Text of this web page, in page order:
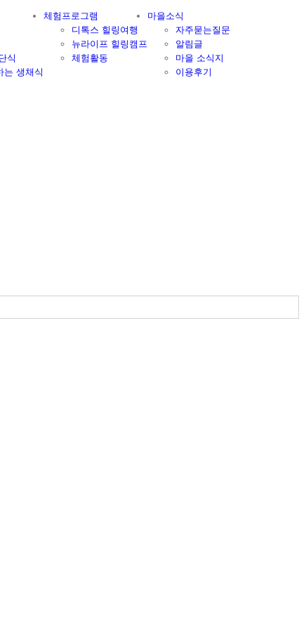
식
는 생채식
체험프로그램
디톡스 힐링여행
뉴라이프 힐링캠프
체험활동
마을소식
자주묻는질문
알림글
마을 소식지
이용후기